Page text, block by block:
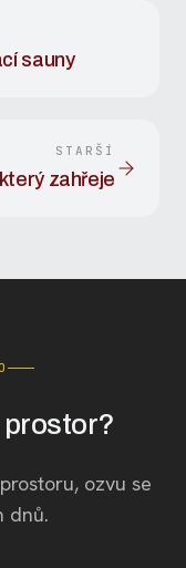
sauny
STARŠÍ
zahřeje
prostor?
ozvu se
dnů.